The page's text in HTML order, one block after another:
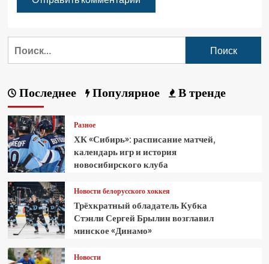
Последнее Популярное В тренде
Разное
ХК «Сибирь»: расписание матчей,
календарь игр и история
новосибирского клуба
Новости белорусского хоккея
Трёхкратный обладатель Кубка
Стэнли Сергей Брылин возглавил
минское «Динамо»
Новости